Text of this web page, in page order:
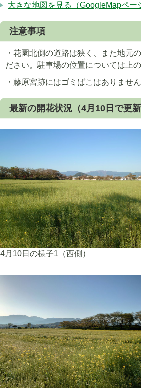
大きな地図を見る（GoogleMapペー
注意事項
・花園北側の道路は狭く、また地元
ださい。駐車場の位置については上
・藤原宮跡にはゴミばこはありませ
最新の開花状況（4月10日で更新
4月10日の様子1（西側）
6
目
の
ス